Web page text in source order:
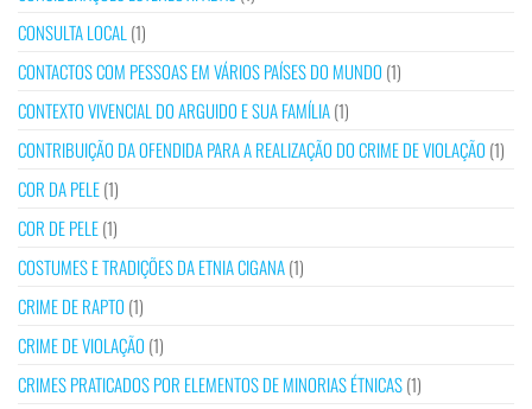
CONSULTA LOCAL (1)
CONTACTOS COM PESSOAS EM VÁRIOS PAÍSES DO MUNDO (1)
CONTEXTO VIVENCIAL DO ARGUIDO E SUA FAMÍLIA(1)
CONTRIBUIÇÃO DA OFENDIDA PARA A REALIZAÇÃO DO CRIME DE VIOLAÇÃO (1)
COR DA PELE(1)
COR DE PELE(1)
COSTUMES E TRADIÇÕES DA ETNIA CIGANA(1)
CRIME DE RAPTO (1)
CRIME DE VIOLAÇÃO (1)
CRIMES PRATICADOS POR ELEMENTOS DE MINORIAS ÉTNICAS(1)